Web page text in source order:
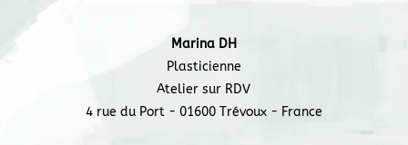
k
erMarina DH
Plasticienne
Atelier sur RDV
4 rue du Port - 01600 Trévoux - France